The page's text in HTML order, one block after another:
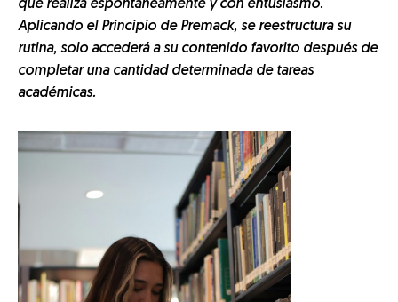
que realiza espontáneamente y con entusiasmo.
Aplicando el Principio de Premack, se reestructura su
rutina, solo accederá a su contenido favorito después de
completar una cantidad determinada de tareas
académicas.